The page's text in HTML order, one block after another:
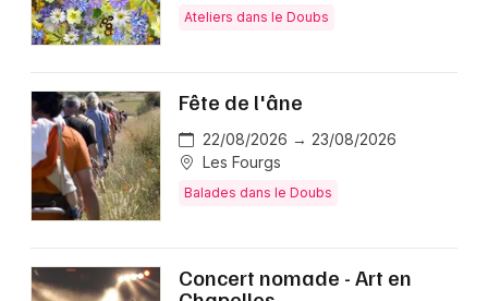
Ateliers dans le Doubs
Fête de l'âne
22/08/2026 → 23/08/2026
Les Fourgs
Balades dans le Doubs
Concert nomade - Art en